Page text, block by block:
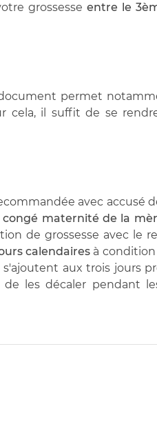
grossesseentre le
permet
cela, il suffit de se
avec accusé
congé maternité de la
de grossesse avec le
calendaires à
aux trois jours
les décaler pendant